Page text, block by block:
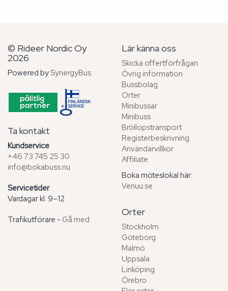
© Rideer Nordic Oy
2026
Powered by SynergyBus
Ta kontakt
Kundservice
+46 73 745 25 30
info@bokabuss.nu
Servicetider
Vardagar kl. 9–12
Trafikutförare - Gå med
Lär känna oss
Skicka offertförfrågan
Övrig information
Bussbolag
Orter
Minibussar
Minibuss
Bröllopstransport
Registerbeskrivning
Användarvillkor
Affiliate
Boka möteslokal här:
Venuu.se
Orter
Stockholm
Göteborg
Malmö
Uppsala
Linköping
Örebro